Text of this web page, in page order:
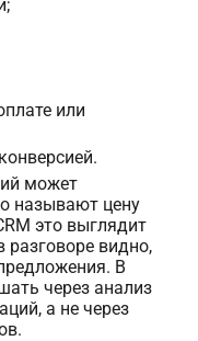
или
может
называют цену
это выглядит
разговоре видно,
В
через анализ
а не через